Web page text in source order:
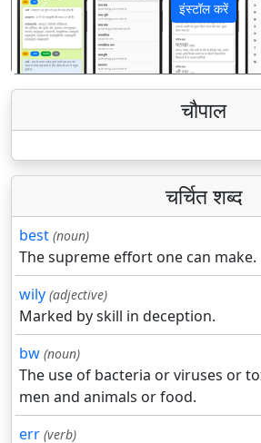
इंस्टॉल करें
पिछला
चौपाल
चर्चित शब्द
best (noun)
The supreme effort one can make.
wily (adjective)
Marked by skill in deception.
bw (noun)
The use of bacteria or viruses or
men and animals or food.
err (verb)